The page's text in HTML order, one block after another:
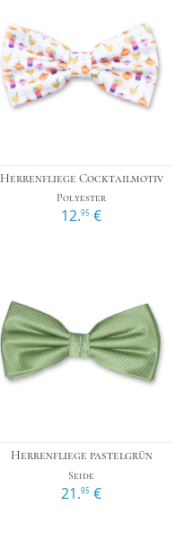
Herrenfliege Cocktailmotiv
Polyester
12.95 €
Herrenfliege pastelgrün
Seide
21.95 €